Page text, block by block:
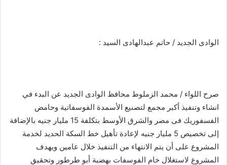
الوادى الجديد / حاتم عبدالهادى السيد :
صرح اللواء / محمد الزملوط محافظ الوادى الجديد عن البدء في
انشاء وتنفيذ أكبر مجمع لتصنيع الأسمدة الفوسفاتية وحامض
الفسفوريك فى مصر والشرق الأوسط بتكلفة 15 مليار جنيه بالإضافة
إلى تخصيص 5 مليار جنيه لإعادة تأهيل خط السكة الحديد لخدمة
المشروع على أن يتم الانتهاء من التنفيذ خلال عامين ويهدف
المشروع لاستغلال خام الفوسفات بهضبة أبو طرطور وتحقيق